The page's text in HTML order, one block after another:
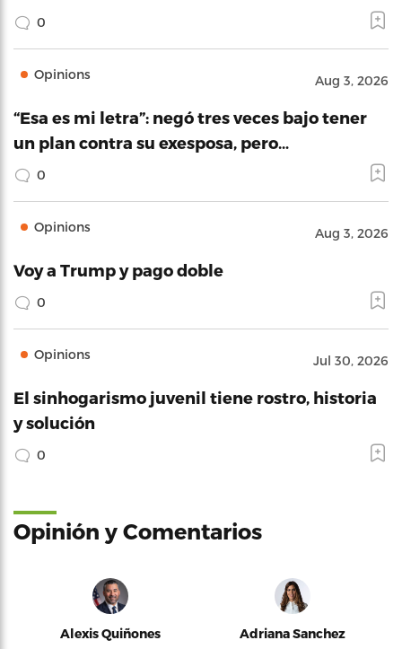
0
Opinions Aug 3, 2026
“Esa es mi letra”: negó tres veces bajo tener
un plan contra su exesposa, pero…
0
Opinions Aug 3, 2026
Voy a Trump y pago doble
0
Opinions Jul 30, 2026
El sinhogarismo juvenil tiene rostro, historia
y solución
0
Opinión y Comentarios
Alexis Quiñones Adriana Sanchez